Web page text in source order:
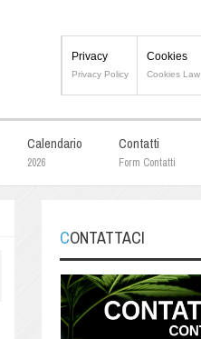
Privacy
Privacy Policy
Cookies
Cookies Law
Calendario
2026
Contatti
Form Contatti
CONTATTACI